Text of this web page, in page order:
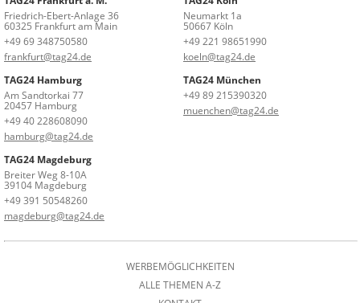
Friedrich-Ebert-Anlage 36
60325 Frankfurt am Main
+49 69 348750580
frankfurt@tag24.de
Neumarkt 1a
50667 Köln
+49 221 98651990
koeln@tag24.de
TAG24 Hamburg
Am Sandtorkai 77
20457 Hamburg
+49 40 228608090
hamburg@tag24.de
TAG24 München
+49 89 215390320
muenchen@tag24.de
TAG24 Magdeburg
Breiter Weg 8-10A
39104 Magdeburg
+49 391 50548260
magdeburg@tag24.de
WERBEMÖGLICHKEITEN
ALLE THEMEN A-Z